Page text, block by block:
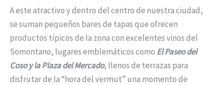
A este atractivo y dentro del centro de nuestra ciudad,
se suman pequeños bares de tapas que ofrecen
productos típicos de la zona con excelentes vinos del
Somontano, lugares emblemáticos como El Paseo del
Coso y la Plaza del Mercado, llenos de terrazas para
disfrutar de la “hora del vermut” una momento de